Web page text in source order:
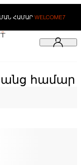
ՀԱՄԱՐ WELCOME7
համար